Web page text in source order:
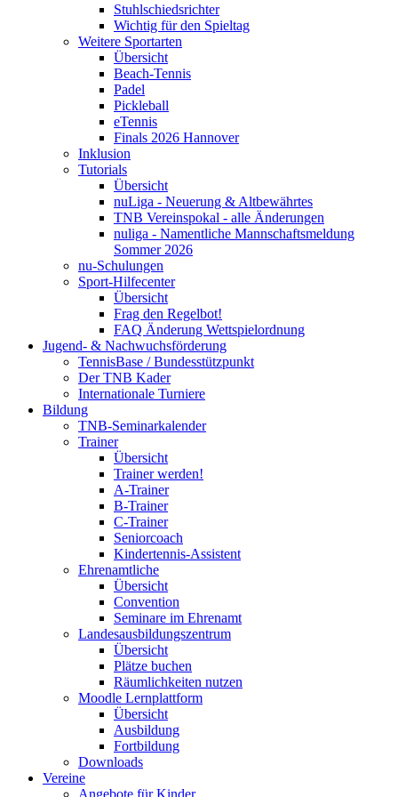
Stuhlschiedsrichter
Wichtig für den Spieltag
Weitere Sportarten
Übersicht
Beach-Tennis
Padel
Pickleball
eTennis
Finals 2026 Hannover
Inklusion
Tutorials
Übersicht
nuLiga - Neuerung & Altbewährtes
TNB Vereinspokal - alle Änderungen
nuliga - Namentliche Mannschaftsmeldung
Sommer 2026
nu-Schulungen
Sport-Hilfecenter
Übersicht
Frag den Regelbot!
FAQ Änderung Wettspielordnung
Jugend- & Nachwuchsförderung
TennisBase / Bundesstützpunkt
Der TNB Kader
Internationale Turniere
Bildung
TNB-Seminarkalender
Trainer
Übersicht
Trainer werden!
A-Trainer
B-Trainer
C-Trainer
Seniorcoach
Kindertennis-Assistent
Ehrenamtliche
Übersicht
Convention
Seminare im Ehrenamt
Landesausbildungszentrum
Übersicht
Plätze buchen
Räumlichkeiten nutzen
Moodle Lernplattform
Übersicht
Ausbildung
Fortbildung
Downloads
Vereine
Angebote für Kinder